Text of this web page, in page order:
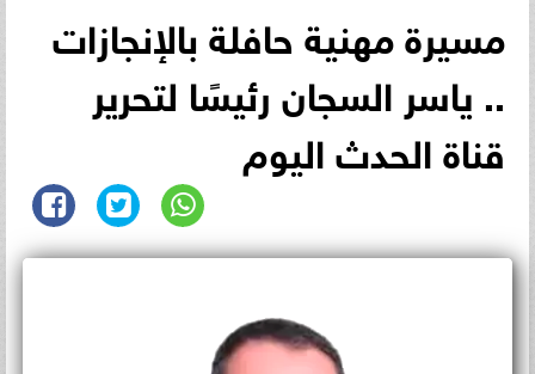
مسيرة مهنية حافلة بالإنجازات
.. ياسر السجان رئيسًا لتحرير
قناة الحدث اليوم